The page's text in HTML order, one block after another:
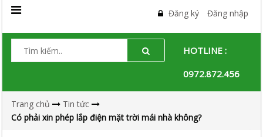
Đăng ký Đăng nhập
HOTLINE :
0972.872.456
Trang chủ
Tin tức
Có phải xin phép lắp điện mặt trời mái nhà không?